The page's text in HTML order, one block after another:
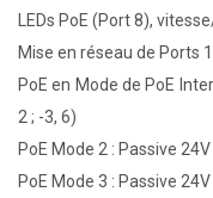
LEDs PoE (Port 8),
Mise en réseau de Ports
PoE en Mode de PoE
2 ; -3, 6)
PoE Mode 2 : Passive
PoE Mode 3 : Passive 24V